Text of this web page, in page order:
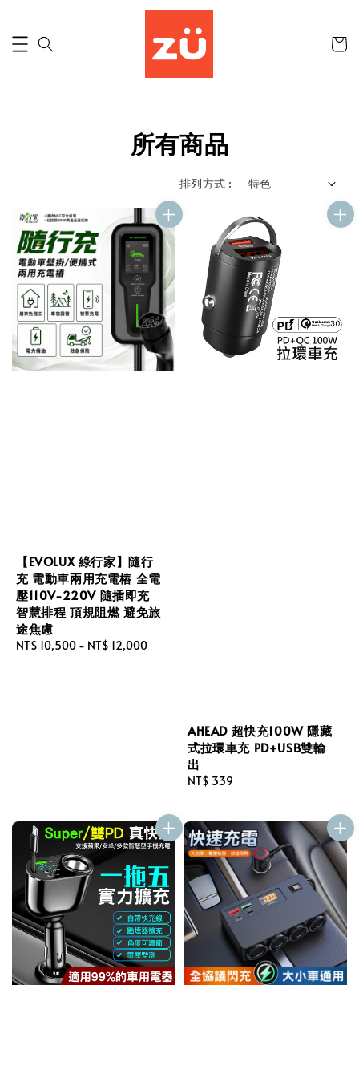
所有商品
排列方式 :
【EVOLUX 綠行家】隨行
充 電動車兩用充電樁 全電
壓110V-220V 隨插即充
智慧排程 頂規阻燃 避免旅
途焦慮
Regular
NT$ 10,500 - NT$ 12,000
AHEAD 超快充100W 隱藏
式拉環車充 PD+USB雙輸
出
Regular
NT$ 339